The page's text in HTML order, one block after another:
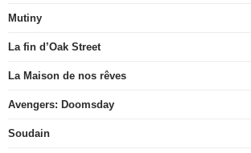
Mutiny
La fin d’Oak Street
La Maison de nos rêves
Avengers: Doomsday
Soudain